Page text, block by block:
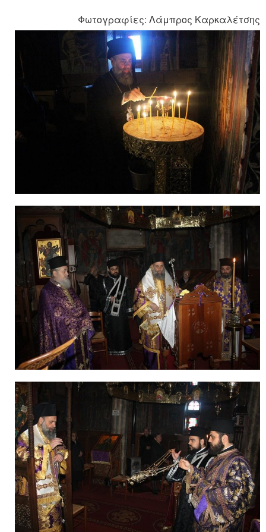
Φωτογραφίες: Λάμπρος Καρκαλέτσης